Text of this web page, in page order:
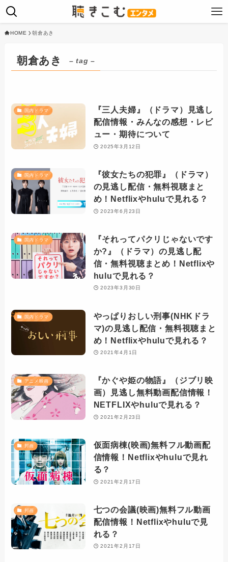
HOME 朝倉あき
朝倉あき – tag –
国内ドラマ
『三人夫婦』（ドラマ）見逃し
配信情報・みんなの感想・レビ
ュー・期待について
2025年3月12日
国内ドラマ
『彼女たちの犯罪』（ドラマ）
の見逃し配信・無料視聴まと
め！Netflixやhuluで見れる？
2023年6月23日
国内ドラマ
『それってパクリじゃないです
か?』（ドラマ）の見逃し配
信・無料視聴まとめ！Netflixや
huluで見れる？
2023年3月30日
国内ドラマ
やっぱりおしい刑事(NHKドラ
マ)の見逃し配信・無料視聴まと
め！Netflixやhuluで見れる？
2021年4月1日
アニメ映画
『かぐや姫の物語』（ジブリ映
画）見逃し無料動画配信情報！
NETFLIXやhuluで見れる？
2021年2月23日
邦画
仮面病棟(映画)無料フル動画配
信情報！Netflixやhuluで見れ
る？
2021年2月17日
邦画
七つの会議(映画)無料フル動画
配信情報！Netflixやhuluで見
れる？
2021年2月17日